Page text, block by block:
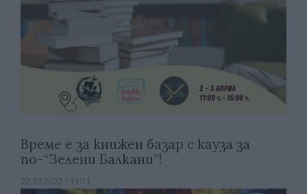
Време е за книжен базар с кауза за
по-“Зелени Балкани”!
22.03.2022 / 11:11